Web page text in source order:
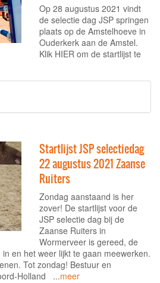
Op 28 augustus 2021 vindt
de selectie dag JSP springen
plaats op de Amstelhoeve in
Ouderkerk aan de Amstel.
Klik HIER om de startlijst te
Startlijst JSP selectiedag
22 augustus 2021 Zaanse
Ruiters
Zondag aanstaand is her
zover! De startlijst voor de
JSP selectie dag bij de
Zaanse Ruiters in
Wormerveer is gereed, de
en het weer lijkt te gaan meewerken.
Tot zondag! Bestuur en
Holland ...meer